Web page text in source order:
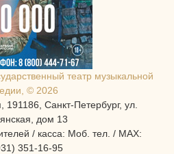
театр музыкальной
© 2026
191186, Санкт-Петербург, ул.
дом 13
/ касса: Моб. тел. / MAX:
351-16-95